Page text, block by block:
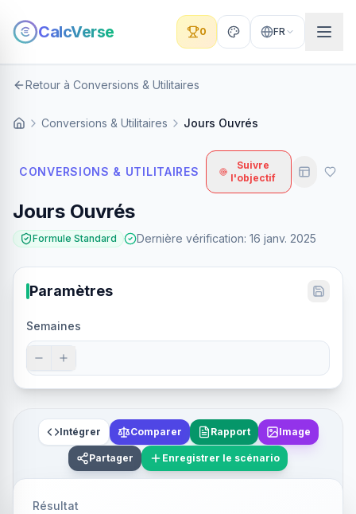
CalcVerse 0 FR
Retour à Conversions & Utilitaires
Conversions & Utilitaires Jours Ouvrés
CONVERSIONS & UTILITAIRES
Suivre
l'objectif
Jours Ouvrés
Formule Standard Dernière vérification: 16 janv. 2025
Paramètres
Semaines
Intégrer Comparer Rapport Image
Partager Enregistrer le scénario
Résultat